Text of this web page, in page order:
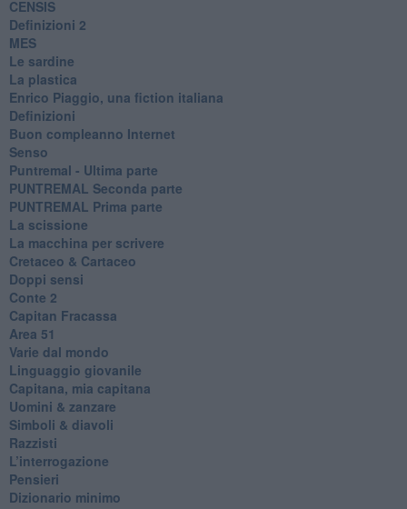
CENSIS
​Definizioni 2
MES
Le sardine
La plastica
​Enrico Piaggio, una fiction italiana
Definizioni
​Buon compleanno Internet
Senso
Puntremal - Ultima parte
PUNTREMAL Seconda parte
​PUNTREMAL Prima parte
La scissione
La macchina per scrivere
Cretaceo & Cartaceo
Doppi sensi
​Conte 2
​Capitan Fracassa
​Area 51
Varie dal mondo
​Linguaggio giovanile
​Capitana, mia capitana
Uomini & zanzare
​Simboli & diavoli
Razzisti
​L’interrogazione
Pensieri
​Dizionario minimo